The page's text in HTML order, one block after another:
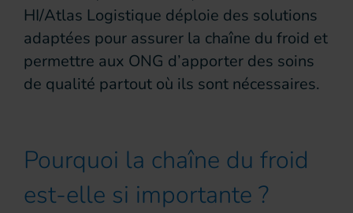
HI/Atlas Logistique déploie des solutions
adaptées pour assurer la chaîne du froid et
permettre aux ONG d’apporter des soins
de qualité partout où ils sont nécessaires.
Pourquoi la chaîne du froid
est-elle si importante ?